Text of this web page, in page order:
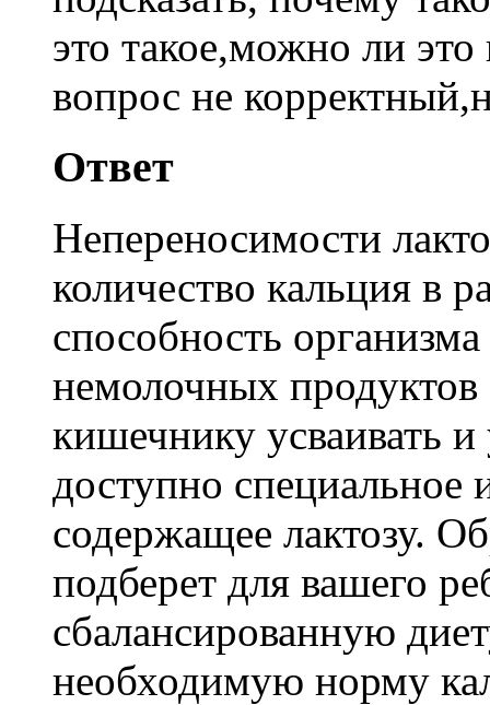
это такое,можно ли
вопрос не
Ответ
Непереносимости
количество кальция в
способность
немолочных продуктов
кишечнику усваивать
доступно специальное
содержащее лактозу.
подберет для вашего
сбалансированную
необходимую норму